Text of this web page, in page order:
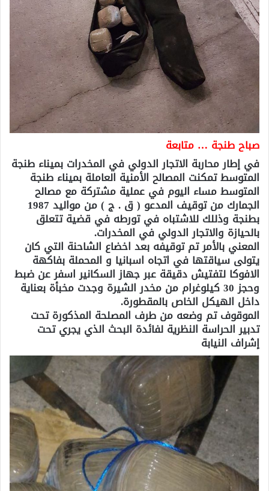
صباح طنجة … متابعة
في إطار محاربة الاتجار الدولي في المخدرات بميناء طنجة
المتوسط تمكنت المصالح الأمنية العاملة بميناء طنجة
المتوسط مساء اليوم في عملية مشتركة مع مصالح
الجمارك من توقيف المدعو ( ق . ج ) من مواليد 1987
بطنجة وذللك للاشتباه في تورطه في قضية تتعلق
بالحيازة والاتجار الدولي في المخدرات.
المعني بالأمر تم توقيفه بعد اخضاع الشاحنة التي كان
يتولى سياقتها في اتجاه اسبانيا و المحملة بفاكهة
الافوكا لتفتيش دقيقة عبر جهاز السكانير اسفر عن ضبط
وحجز 30 كيلوغرام من مخدر الشيرة وجدت مخبأة بعناية
داخل الهيكل الخاص بالمقطورة.
الموقوف تم وضعه من طرف المصلحة المذكورة تحت
تدبير الحراسة النظرية لفائدة البحث الذي يجري تحت
إشراف النيابة